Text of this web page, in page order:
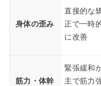
身体の歪み
直接的な
正で一時
に改善
筋力・体幹
緊張緩和
主で筋力